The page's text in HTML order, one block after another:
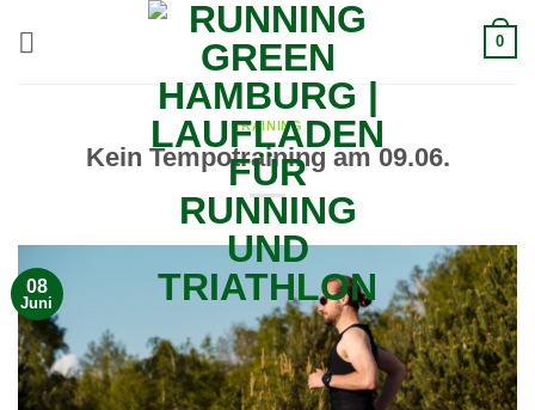
0
TRAINING
Kein Tempotraining am 09.06.
08
Juni